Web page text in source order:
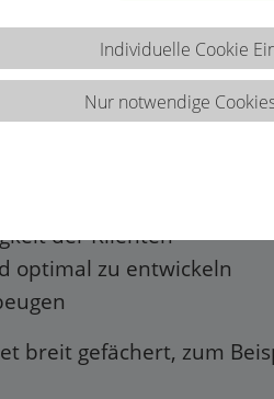
Individuelle Cookie
Nur notwendige
Entwicklung zu
der Klienten
optimal zu entwickeln
breit gefächert, zum